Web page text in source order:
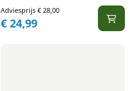
Adviesprijs €28,00
€24,99